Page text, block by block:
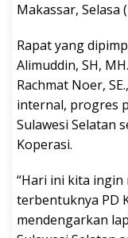
Makassar, Selasa
Rapat yang
Alimuddin, SH,
Rachmat Noer,
internal, progres
Sulawesi Selatan
Koperasi.
“Hari ini kita ingin
terbentuknya PD
mendengarkan